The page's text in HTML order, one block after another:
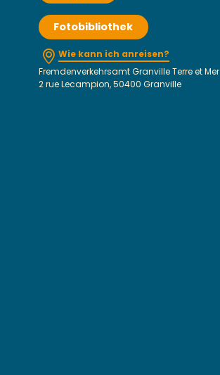
Fotobibliothek
Wie kann ich anreisen?
Fremdenverkehrsamt Granville Terre et Mer
2 rue Lecampion, 50400 Granville